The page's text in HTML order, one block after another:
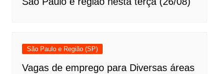
São Paulo e Região (SP)
Vagas de emprego para Diversas áreas